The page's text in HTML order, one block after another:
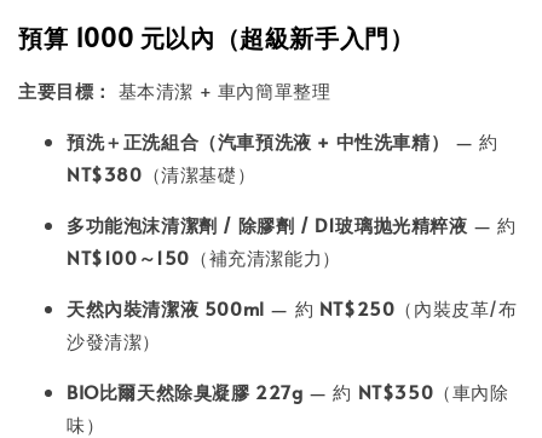
預算 1000 元以內（超級新手入門）
主要目標： 基本清潔 + 車內簡單整理
預洗＋正洗組合（汽車預洗液 + 中性洗車精）
— 約
NT$380 （清潔基礎）
多功能泡沫清潔劑 / 除膠劑 / D1玻璃抛光精粹液 — 約
NT$100～150 （補充清潔能力）
天然內裝清潔液 500ml — 約 NT$250 （內裝皮革/布
沙發清潔）
BIO比爾天然除臭凝膠 227g — 約 NT$350 （車內除
味）